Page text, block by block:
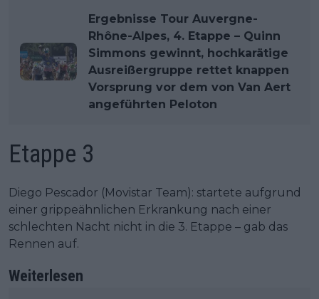
Ergebnisse Tour Auvergne-
Rhône-Alpes, 4. Etappe – Quinn
Simmons gewinnt, hochkarätige
Ausreißergruppe rettet knappen
Vorsprung vor dem von Van Aert
angeführten Peloton
Etappe 3
Diego Pescador (Movistar Team): startete aufgrund
einer grippeähnlichen Erkrankung nach einer
schlechten Nacht nicht in die 3. Etappe – gab das
Rennen auf.
Weiterlesen